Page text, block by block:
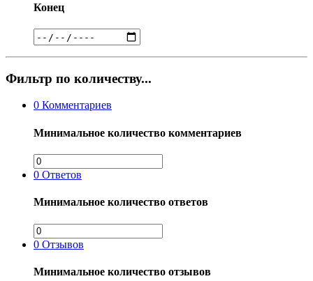
Конец
Фильтр по количеству...
0 Комментариев
Минимальное количество комментариев
0 Ответов
Минимальное количество ответов
0 Отзывов
Минимальное количество отзывов